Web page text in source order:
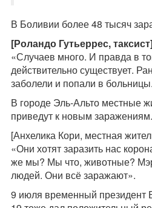
В Боливии более 48 тысяч
[Роландо Гутьеррес,
«Случаев много. И правда в
действительно существует.
заболели и попали в
В городе Эль-Альто местные
приведут к новым заражениям.
[Анхелика Кори, местная
«Они хотят заразить нас
же мы? Мы что, животные? Мэр
людей. Они всё заражают».
9 июля временный президент